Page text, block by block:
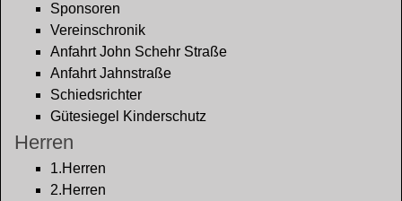
Sponsoren
Vereinschronik
Anfahrt John Schehr Straße
Anfahrt Jahnstraße
Schiedsrichter
Gütesiegel Kinderschutz
Herren
1.Herren
2.Herren